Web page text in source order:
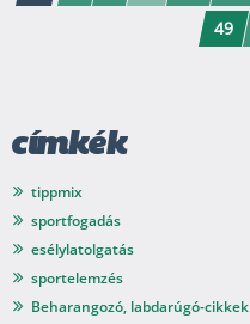
49
címkék
tippmix
sportfogadás
esélylatolgatás
sportelemzés
Beharangozó, labdarúgó-cikkek